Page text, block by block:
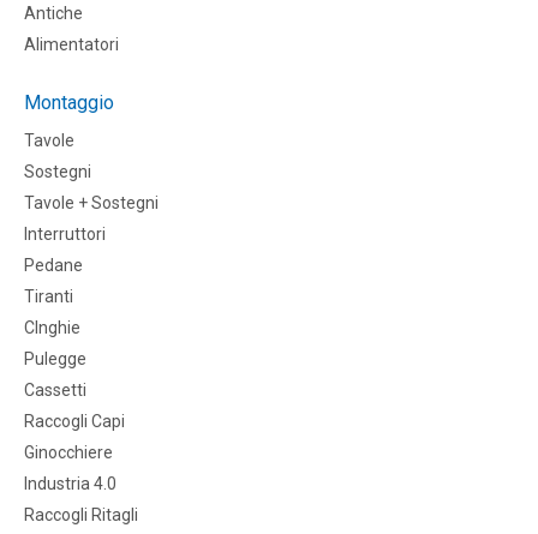
Antiche
Alimentatori
Montaggio
Tavole
Sostegni
Tavole + Sostegni
Interruttori
Pedane
Tiranti
CInghie
Pulegge
Cassetti
Raccogli Capi
Ginocchiere
Industria 4.0
Raccogli Ritagli